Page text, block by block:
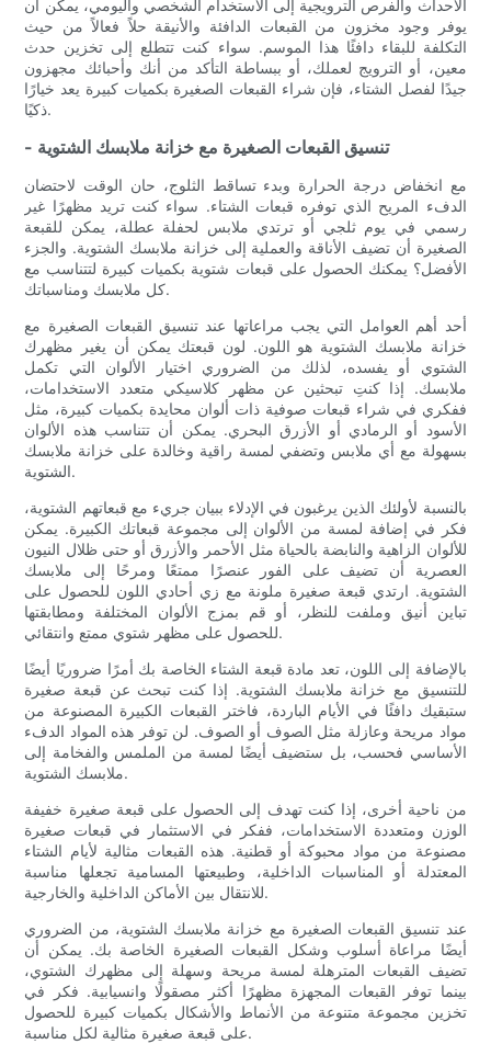
الأحداث والفرص الترويجية إلى الاستخدام الشخصي واليومي، يمكن أن
يوفر وجود مخزون من القبعات الدافئة والأنيقة حلاً فعالاً من حيث
التكلفة للبقاء دافئًا هذا الموسم. سواء كنت تتطلع إلى تخزين حدث
معين، أو الترويج لعملك، أو ببساطة التأكد من أنك وأحبائك مجهزون
جيدًا لفصل الشتاء، فإن شراء القبعات الصغيرة بكميات كبيرة يعد خيارًا
ذكيًا.
- تنسيق القبعات الصغيرة مع خزانة ملابسك الشتوية
مع انخفاض درجة الحرارة وبدء تساقط الثلوج، حان الوقت لاحتضان
الدفء المريح الذي توفره قبعات الشتاء. سواء كنت تريد مظهرًا غير
رسمي في يوم ثلجي أو ترتدي ملابس لحفلة عطلة، يمكن للقبعة
الصغيرة أن تضيف الأناقة والعملية إلى خزانة ملابسك الشتوية. والجزء
الأفضل؟ يمكنك الحصول على قبعات شتوية بكميات كبيرة لتتناسب مع
كل ملابسك ومناسباتك.
أحد أهم العوامل التي يجب مراعاتها عند تنسيق القبعات الصغيرة مع
خزانة ملابسك الشتوية هو اللون. لون قبعتك يمكن أن يغير مظهرك
الشتوي أو يفسده، لذلك من الضروري اختيار الألوان التي تكمل
ملابسك. إذا كنتِ تبحثين عن مظهر كلاسيكي متعدد الاستخدامات،
ففكري في شراء قبعات صوفية ذات ألوان محايدة بكميات كبيرة، مثل
الأسود أو الرمادي أو الأزرق البحري. يمكن أن تتناسب هذه الألوان
بسهولة مع أي ملابس وتضفي لمسة راقية وخالدة على خزانة ملابسك
الشتوية.
بالنسبة لأولئك الذين يرغبون في الإدلاء ببيان جريء مع قبعاتهم الشتوية،
فكر في إضافة لمسة من الألوان إلى مجموعة قبعاتك الكبيرة. يمكن
للألوان الزاهية والنابضة بالحياة مثل الأحمر والأزرق أو حتى ظلال النيون
العصرية أن تضيف على الفور عنصرًا ممتعًا ومرحًا إلى ملابسك
الشتوية. ارتدي قبعة صغيرة ملونة مع زي أحادي اللون للحصول على
تباين أنيق وملفت للنظر، أو قم بمزج الألوان المختلفة ومطابقتها
للحصول على مظهر شتوي ممتع وانتقائي.
بالإضافة إلى اللون، تعد مادة قبعة الشتاء الخاصة بك أمرًا ضروريًا أيضًا
للتنسيق مع خزانة ملابسك الشتوية. إذا كنت تبحث عن قبعة صغيرة
ستبقيك دافئًا في الأيام الباردة، فاختر القبعات الكبيرة المصنوعة من
مواد مريحة وعازلة مثل الصوف أو الصوف. لن توفر هذه المواد الدفء
الأساسي فحسب، بل ستضيف أيضًا لمسة من الملمس والفخامة إلى
ملابسك الشتوية.
من ناحية أخرى، إذا كنت تهدف إلى الحصول على قبعة صغيرة خفيفة
الوزن ومتعددة الاستخدامات، ففكر في الاستثمار في قبعات صغيرة
مصنوعة من مواد محبوكة أو قطنية. هذه القبعات مثالية لأيام الشتاء
المعتدلة أو المناسبات الداخلية، وطبيعتها المسامية تجعلها مناسبة
للانتقال بين الأماكن الداخلية والخارجية.
عند تنسيق القبعات الصغيرة مع خزانة ملابسك الشتوية، من الضروري
أيضًا مراعاة أسلوب وشكل القبعات الصغيرة الخاصة بك. يمكن أن
تضيف القبعات المترهلة لمسة مريحة وسهلة إلى مظهرك الشتوي،
بينما توفر القبعات المجهزة مظهرًا أكثر مصقولًا وانسيابية. فكر في
تخزين مجموعة متنوعة من الأنماط والأشكال بكميات كبيرة للحصول
على قبعة صغيرة مثالية لكل مناسبة.